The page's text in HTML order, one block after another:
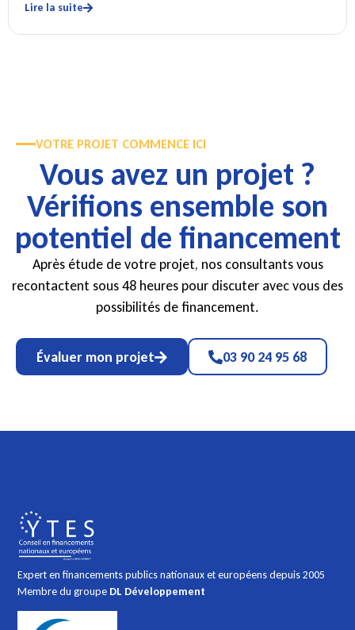
Lire la suite
VOTRE PROJET COMMENCE ICI
Vous avez un projet ?
Vérifions ensemble son
potentiel de financement
Après étude de votre projet, nos consultants vous
recontactent sous 48 heures pour discuter avec vous des
possibilités de financement.
Évaluer mon projet 03 90 24 95 68
Expert en financements publics nationaux et européens depuis 2005
Membre du groupe DL Développement